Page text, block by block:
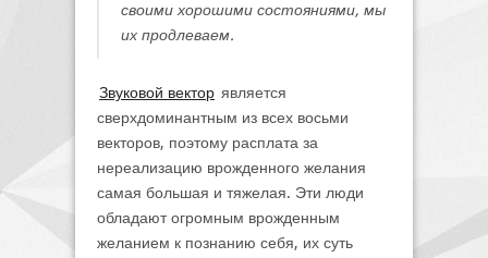
своими хорошими состояниями, мы
их продлеваем.
Звуковой вектор является
сверхдоминантным из всех восьми
векторов, поэтому расплата за
нереализацию врожденного желания
самая большая и тяжелая. Эти люди
обладают огромным врожденным
желанием к познанию себя, их суть